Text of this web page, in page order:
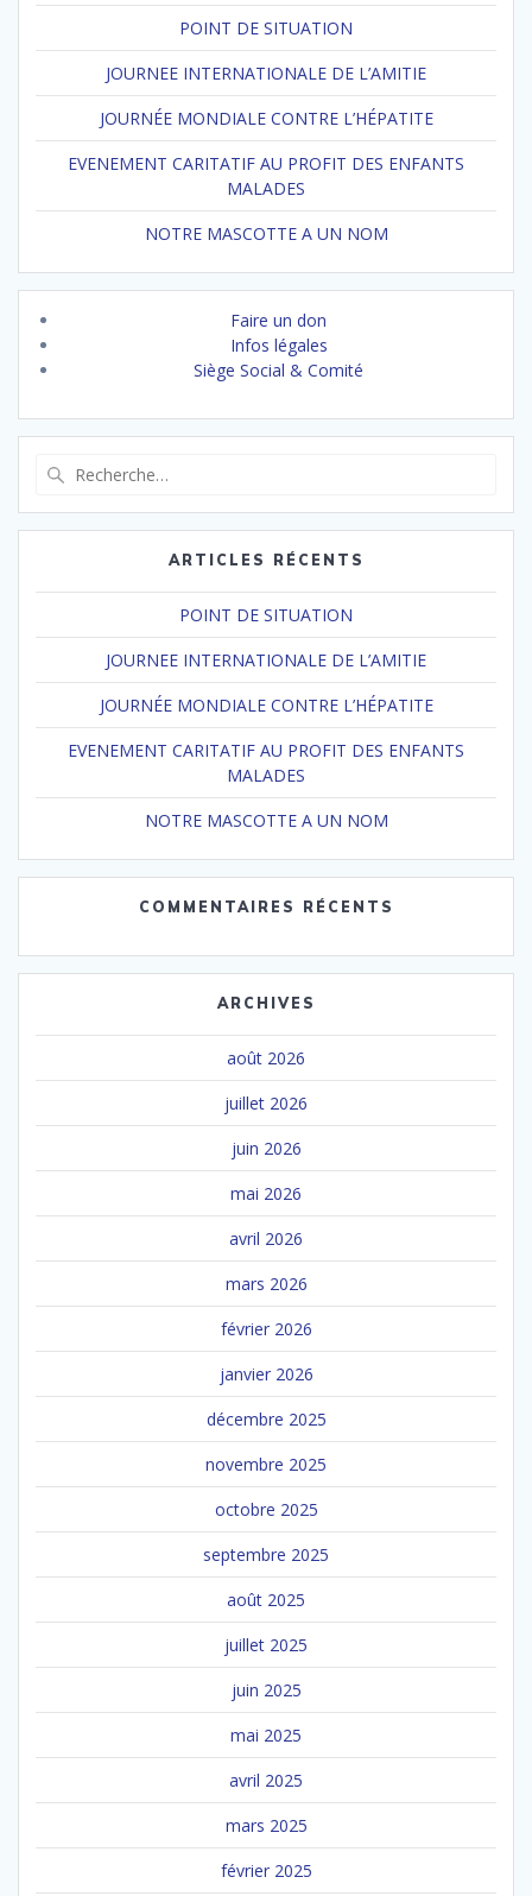
POINT DE SITUATION
JOURNEE INTERNATIONALE DE L’AMITIE
JOURNÉE MONDIALE CONTRE L’HÉPATITE
EVENEMENT CARITATIF AU PROFIT DES ENFANTS
MALADES
NOTRE MASCOTTE A UN NOM
Faire un don
Infos légales
Siège Social & Comité
:
ARTICLES RÉCENTS
POINT DE SITUATION
JOURNEE INTERNATIONALE DE L’AMITIE
JOURNÉE MONDIALE CONTRE L’HÉPATITE
EVENEMENT CARITATIF AU PROFIT DES ENFANTS
MALADES
NOTRE MASCOTTE A UN NOM
COMMENTAIRES RÉCENTS
ARCHIVES
août 2026
juillet 2026
juin 2026
mai 2026
avril 2026
mars 2026
février 2026
janvier 2026
décembre 2025
novembre 2025
octobre 2025
septembre 2025
août 2025
juillet 2025
juin 2025
mai 2025
avril 2025
mars 2025
février 2025